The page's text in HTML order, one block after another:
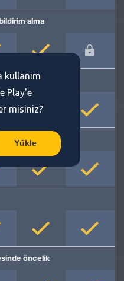
alma
öncelik
Play'e
misiniz?
Yükle